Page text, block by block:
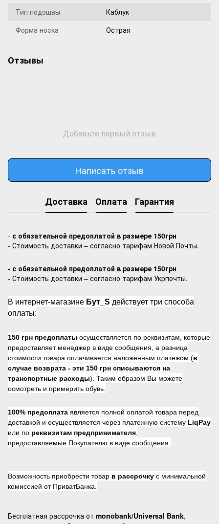
Тип подошвы
Каблук
Форма носка
Острая
Отзывы
Добавьте первый отзыв
Написать отзыв
Доставка Оплата Гарантия
- с обязательной предоплатой в размере 150грн
- Стоимость доставки – согласно тарифам Новой Почты.
- с обязательной предоплатой в размере 150грн
- Стоимость доставки – согласно тарифам Укрпочты.
В интернет-магазине Бут_S действует три способа
оплаты:
150 грн предоплаты осуществляется по реквизитам, которые
предоставляет менеджер в виде сообщения, а разница
стоимости товара оплачивается наложенным платежом (в
случае возврата - эти 150 грн списываются на
транспортные расходы). Таким образом Вы можете
осмотреть и примерить обувь.
100% предоплата является полной оплатой товара перед
доставкой и осуществляется через платежную систему LiqPay
или по реквизитам предпринимателя
предоставляемые Покупателю в виде сообщения.
Возможность приобрести товар в рассрочку с минимальной
комиссией от ПриватБанка.
Бесплатная рассрочка от monobank/Universal Bank,